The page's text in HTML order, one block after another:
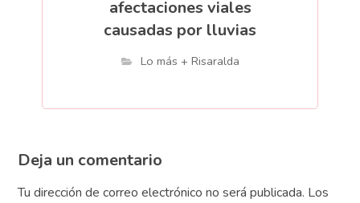
afectaciones viales
causadas por lluvias
Lo más + Risaralda
Deja un comentario
Tu dirección de correo electrónico no será publicada. Los